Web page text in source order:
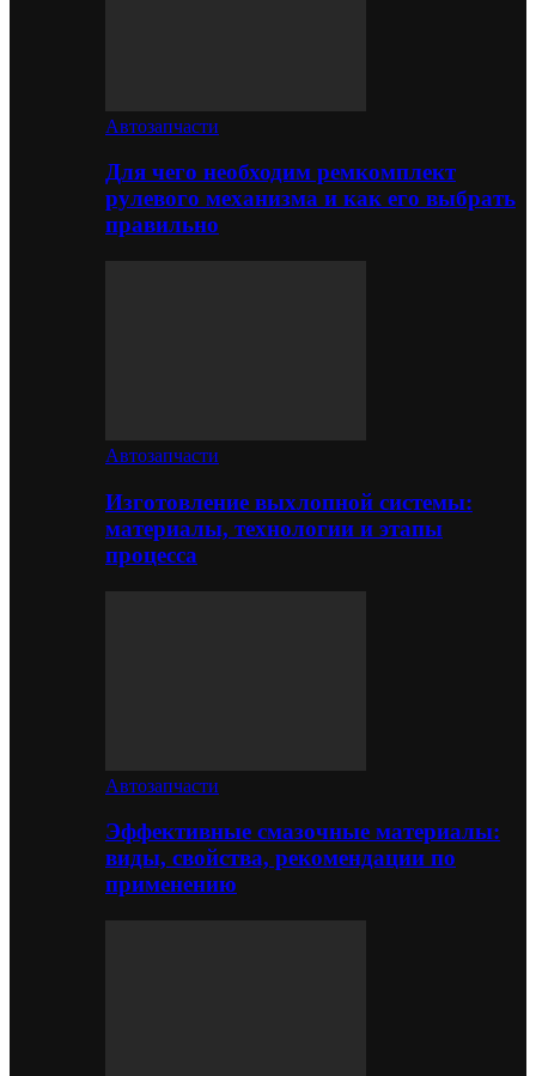
Автозапчасти
Для чего необходим ремкомплект
рулевого механизма и как его выбрать
правильно
Автозапчасти
Изготовление выхлопной системы:
материалы, технологии и этапы
процесса
Автозапчасти
Эффективные смазочные материалы:
виды, свойства, рекомендации по
применению